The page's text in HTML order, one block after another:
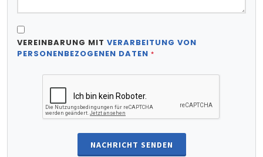
VEREINBARUNG MIT VERARBEITUNG VON
PERSONENBEZOGENEN DATEN *
NACHRICHT SENDEN